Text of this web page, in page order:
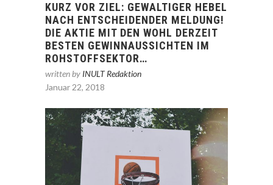
KURZ VOR ZIEL: GEWALTIGER HEBEL
NACH ENTSCHEIDENDER MELDUNG!
DIE AKTIE MIT DEN WOHL DERZEIT
BESTEN GEWINNAUSSICHTEN IM
ROHSTOFFSEKTOR…
written by INULT Redaktion
Januar 22, 2018